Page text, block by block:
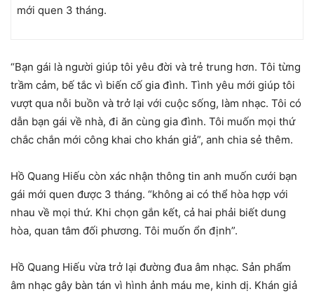
mới quen 3 tháng.
“Bạn gái là người giúp tôi yêu đời và trẻ trung hơn. Tôi từng
trầm cảm, bế tắc vì biến cố gia đình. Tình yêu mới giúp tôi
vượt qua nỗi buồn và trở lại với cuộc sống, làm nhạc. Tôi có
dẫn bạn gái về nhà, đi ăn cùng gia đình. Tôi muốn mọi thứ
chắc chắn mới công khai cho khán giả”, anh chia sẻ thêm.
Hồ Quang Hiếu còn xác nhận thông tin anh muốn cưới bạn
gái mới quen được 3 tháng. “không ai có thể hòa hợp với
nhau về mọi thứ. Khi chọn gắn kết, cả hai phải biết dung
hòa, quan tâm đối phương. Tôi muốn ổn định”.
Hồ Quang Hiếu vừa trở lại đường đua âm nhạc. Sản phẩm
âm nhạc gây bàn tán vì hình ảnh máu me, kinh dị. Khán giả